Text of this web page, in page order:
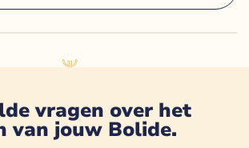
vragen over het
van jouw Bolide.